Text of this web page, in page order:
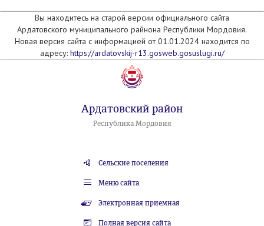
Вы находитесь на старой версии официального сайта
Ардатовского муниципального райнона Республики Мордовия.
Новая версия сайта с информацией от 01.01.2024 находится по
адресу: https://ardatovskij-r13.gosweb.gosuslugi.ru/
Ардатовский район
Республика Мордовия
Сельские поселения
Меню сайта
Электронная приемная
Полная версия сайта